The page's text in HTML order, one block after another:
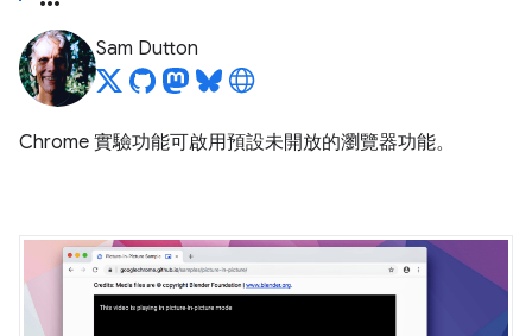
Sam Dutton
Chrome 實驗功能可啟用預設未開放的瀏覽器功能。